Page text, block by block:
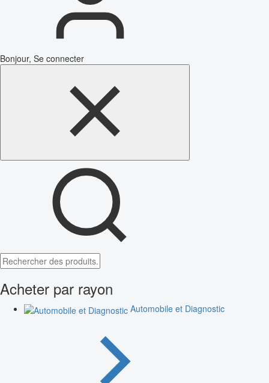
Bonjour, Se connecter
Acheter par rayon
Automobile et Diagnostic